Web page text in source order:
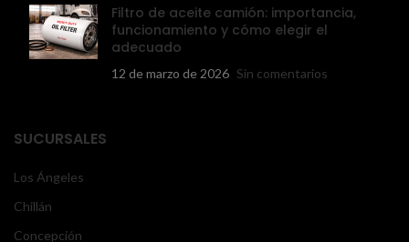
Filtro de aceite camión: importancia,
funcionamiento y cómo elegir el
adecuado
12 de marzo de 2026 Sin comentarios
SUCURSALES
Los Ángeles
Chillán
Concepción